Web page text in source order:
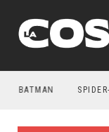
BATMAN